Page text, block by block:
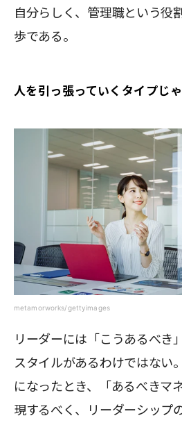
自分らしく、管理職という役
歩である。
人を引っ張っていくタイプじ
metamorworks/gettyimages
リーダーには「こうあるべき
スタイルがあるわけではない
になったとき、「あるべきマ
現するべく、リーダーシップ